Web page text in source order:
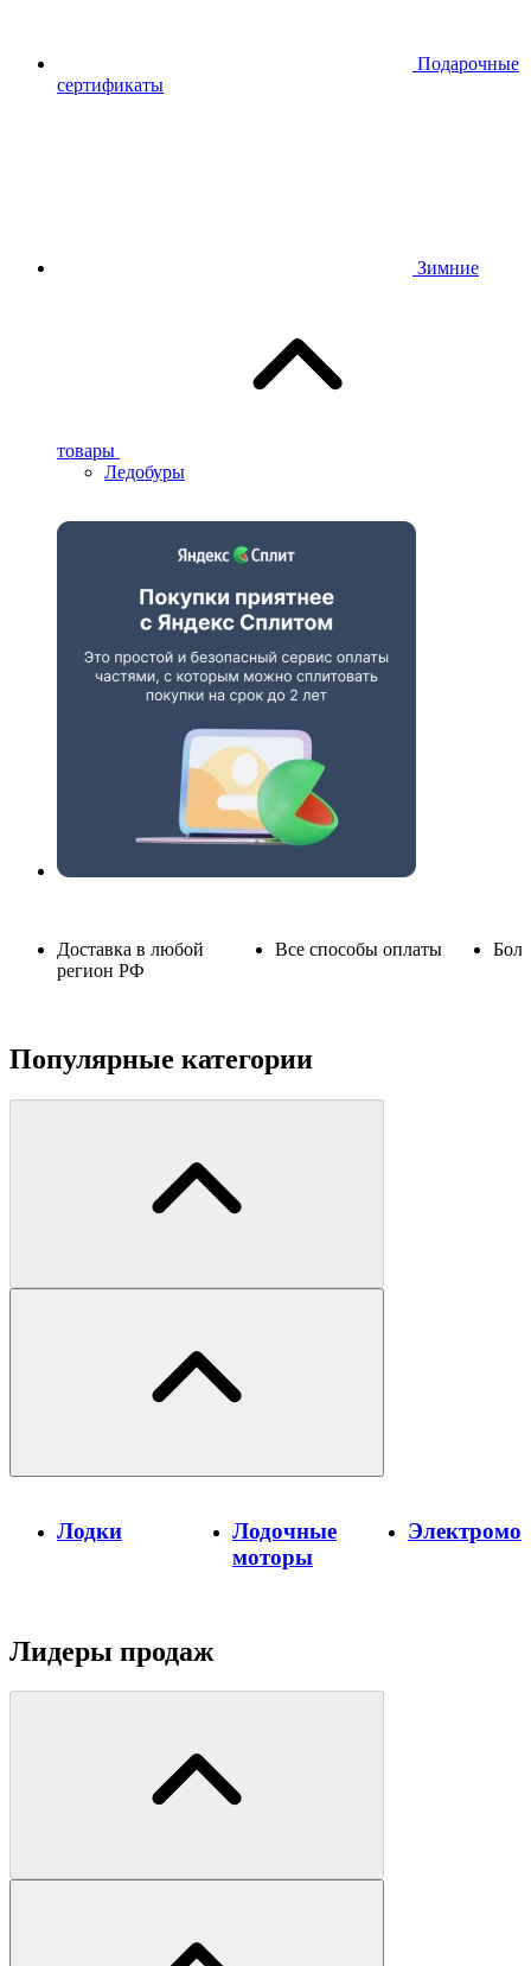
Подарочные
сертификаты
Зимние
товары
Ледобуры
Доставка в любой
регион РФ
Все способы оплаты
Популярные категории
Лодки
Лодочные
моторы
Лидеры продаж